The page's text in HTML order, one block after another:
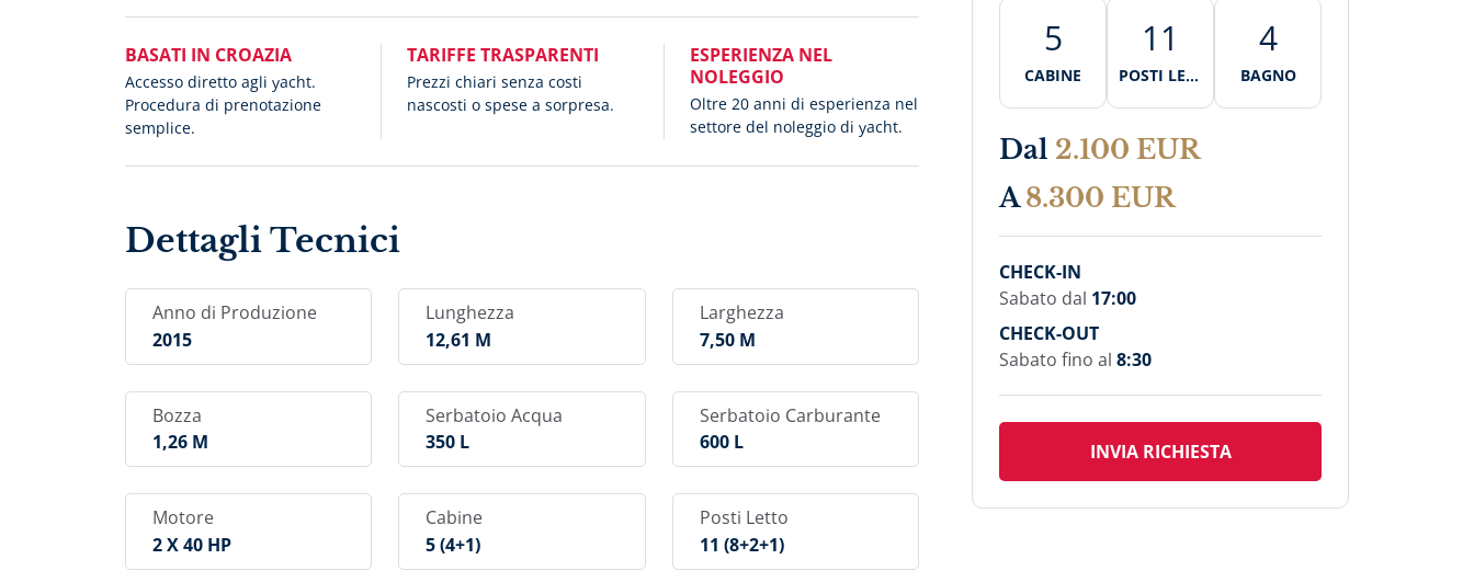
BASATI IN CROAZIA
Accesso diretto agli yacht.
Procedura di prenotazione
semplice.
TARIFFE TRASPARENTI
Prezzi chiari senza costi
nascosti o spese a sorpresa.
ESPERIENZA NEL
NOLEGGIO
Oltre 20 anni di esperienza nel
settore del noleggio di yacht.
Dettagli Tecnici
Anno di Produzione
2015
Lunghezza
12,61 M
Larghezza
7,50 M
Bozza
1,26 M
Serbatoio Acqua
350 L
Serbatoio Carburante
600 L
Motore
2 X 40 HP
Cabine
5 (4+1)
Posti Letto
11 (8+2+1)
5
CABINE
11
POSTI LETT
4
BAGNO
Dal 2.100 EUR
A 8.300 EUR
CHECK-IN
Sabato dal 17:00
CHECK-OUT
Sabato fino al 8:30
INVIA RICHIESTA